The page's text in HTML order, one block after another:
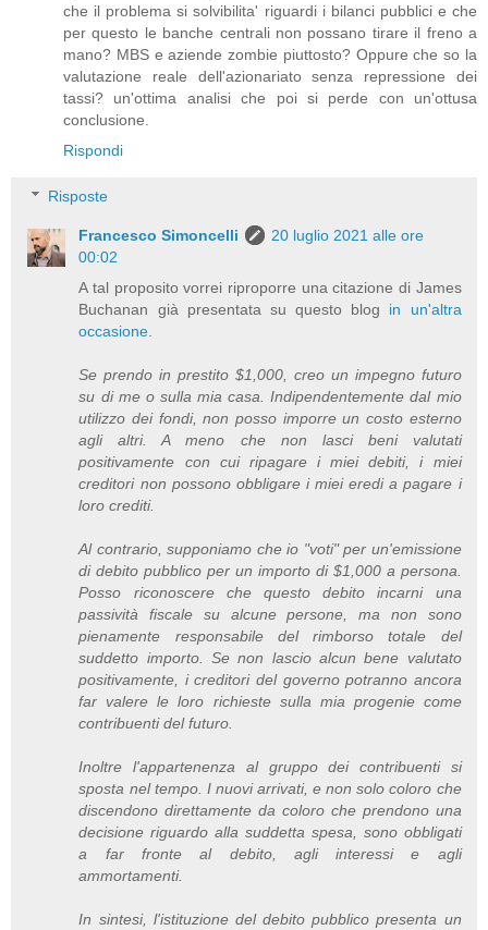
che il problema si solvibilita' riguardi i bilanci pubblici e che
per questo le banche centrali non possano tirare il freno a
mano? MBS e aziende zombie piuttosto? Oppure che so la
valutazione reale dell'azionariato senza repressione dei
tassi? un'ottima analisi che poi si perde con un'ottusa
conclusione.
Rispondi
Risposte
Francesco Simoncelli
20 luglio 2021 alle ore
00:02
A tal proposito vorrei riproporre una citazione di James
Buchanan già presentata su questo blog in un'altra
occasione
Se prendo in prestito $1,000, creo un impegno futuro
su di me o sulla mia casa. Indipendentemente dal mio
utilizzo dei fondi, non posso imporre un costo esterno
agli altri. A meno che non lasci beni valutati
positivamente con cui ripagare i miei debiti, i miei
creditori non possono obbligare i miei eredi a pagare i
loro crediti.
Al contrario, supponiamo che io "voti" per un'emissione
di debito pubblico per un importo di $1,000 a persona.
Posso riconoscere che questo debito incarni una
passività fiscale su alcune persone, ma non sono
pienamente responsabile del rimborso totale del
suddetto importo. Se non lascio alcun bene valutato
positivamente, i creditori del governo potranno ancora
far valere le loro richieste sulla mia progenie come
contribuenti del futuro.
Inoltre l'appartenenza al gruppo dei contribuenti si
sposta nel tempo. I nuovi arrivati, e non solo coloro che
discendono direttamente da coloro che prendono una
decisione riguardo alla suddetta spesa, sono obbligati
a far fronte al debito, agli interessi e agli
ammortamenti.
In sintesi, l'istituzione del debito pubblico presenta un